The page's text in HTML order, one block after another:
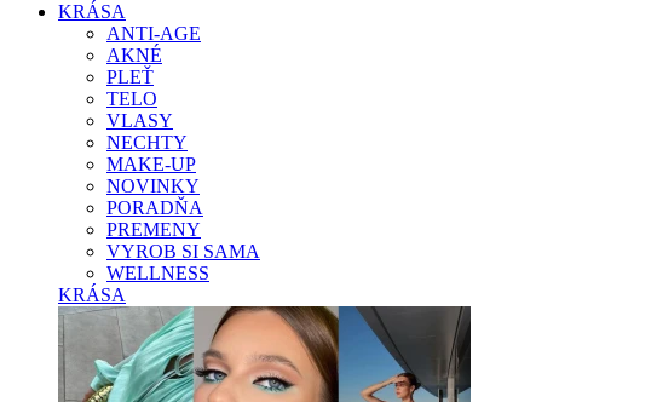
KRÁSA
ANTI-AGE
AKNÉ
PLEŤ
TELO
VLASY
NECHTY
MAKE-UP
NOVINKY
PORADŇA
PREMENY
VYROB SI SAMA
WELLNESS
KRÁSA